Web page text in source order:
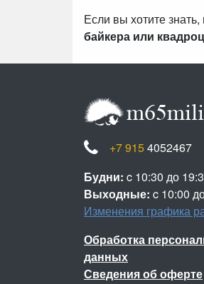
Если вы хотите
байкера или
+7 915 4052467
Будни: c 10:30 до
Выходные: c 10:00
Изменения графика
Обработка
данных
Сведения об оферте